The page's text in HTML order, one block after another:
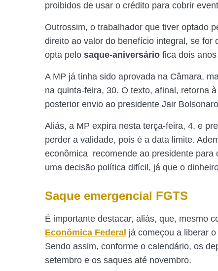
proibidos de usar o crédito para cobrir
Outrossim, o trabalhador que tiver optado
direito ao valor do benefício integral, se for
opta pelo saque-aniversário fica dois
A MP já tinha sido aprovada na Câmara,
na quinta-feira, 30. O texto, afinal, retorna
posterior envio ao presidente Jair
Aliás, a MP expira nesta terça-feira, 4, e
perder a validade, pois é a data limite.
econômica recomende ao presidente para
uma decisão política difícil, já que o
Saque emergencial FGTS
É importante destacar, aliás, que, mesmo
Econômica Federal já começou a liberar o
Sendo assim, conforme o calendário, os
setembro e os saques até novembro.